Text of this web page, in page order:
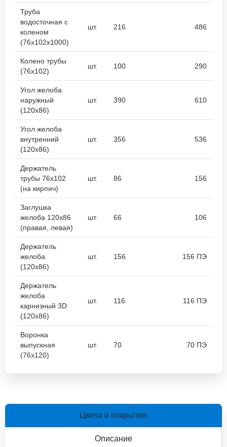
Труба
водосточная с
коленом
(76х102х1000)
шт. 216 486
Колено трубы
(76х102)
шт. 100 290
Угол желоба
наружный
(120х86)
шт. 390 610
Угол желоба
внутренний
(120х86)
шт. 356 536
Держатель
трубы 76х102
(на кирпич)
шт. 86 156
Заглушка
желоба 120х86
(правая, левая)
шт. 66 106
Держатель
желоба
(120х86)
шт. 156 156 ПЭ
Держатель
желоба
карнизный 3D
(120х86)
шт. 116 116 ПЭ
Воронка
выпускная
(76х120)
шт. 70 70 ПЭ
Цвета и покрытия
Описание